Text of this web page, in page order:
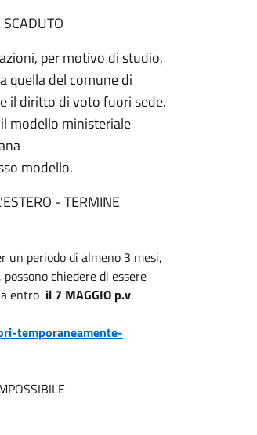
per motivo di studio,
quella del comune di
il diritto di voto fuori sede.
modello ministeriale
modello.
- TERMINE
periodo di almeno 3 mesi,
possono chiedere di essere
entro il 7 MAGGIO p.v.
temporaneamente-